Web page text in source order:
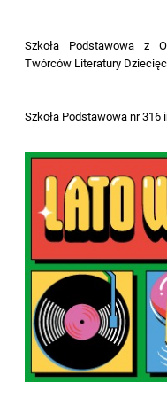
Szkoła Podstawowa z
Twórców Literatury
Szkoła Podstawowa nr 316